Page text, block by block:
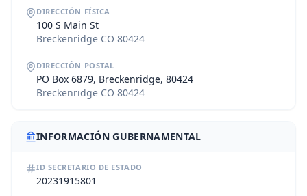
DIRECCIÓN FÍSICA
100 S Main St
Breckenridge CO 80424
DIRECCIÓN POSTAL
PO Box 6879, Breckenridge, 80424
Breckenridge CO 80424
INFORMACIÓN GUBERNAMENTAL
ID SECRETARIO DE ESTADO
20231915801